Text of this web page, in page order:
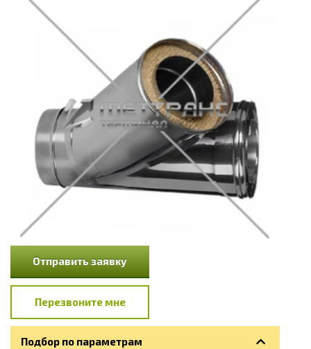
Отправить заявку
Перезвоните мне
Подбор по параметрам